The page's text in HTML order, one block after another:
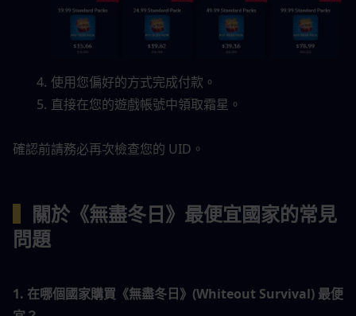
使用您偏好的方式完成付款。
直接在您的遊戲帳號中領取霜星。
確認前請務必再次檢查您的 UID。
關於《無盡冬日》最便宜國家的常見
問題
1. 在哪個國家購買《無盡冬日》(Whiteout Survival) 最便